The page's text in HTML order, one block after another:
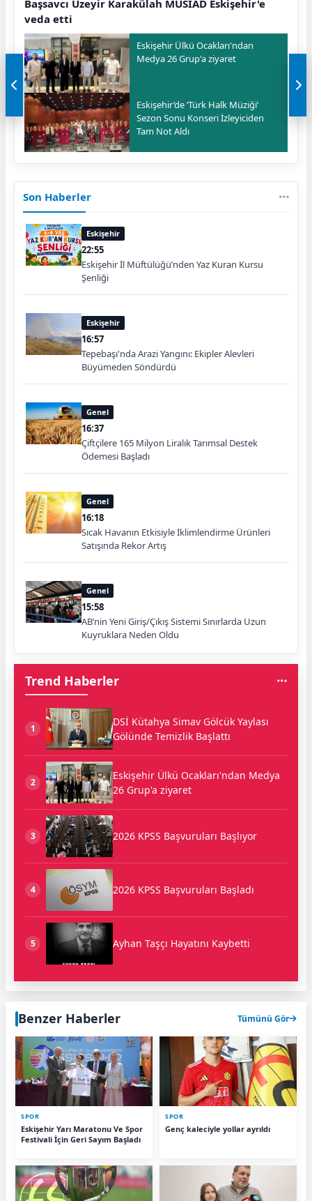
Başsavcı Üzeyir Karakülah MÜSİAD Eskişehir'e
veda etti
Eskişehir Ülkü Ocakları'ndan
Medya 26 Grup'a ziyaret
Eskişehir’de ‘Türk Halk Müziği’
Sezon Sonu Konseri İzleyiciden
Tam Not Aldı
Son Haberler
Eskişehir
22:55
Eskişehir İl Müftülüğü’nden Yaz Kuran Kursu
Şenliği
Eskişehir
16:57
Tepebaşı'nda Arazi Yangını: Ekipler Alevleri
Büyümeden Söndürdü
Genel
16:37
Çiftçilere 165 Milyon Liralık Tarımsal Destek
Ödemesi Başladı
Genel
16:18
Sıcak Havanın Etkisiyle İklimlendirme Ürünleri
Satışında Rekor Artış
Genel
15:58
AB’nin Yeni Giriş/Çıkış Sistemi Sınırlarda Uzun
Kuyruklara Neden Oldu
Trend Haberler
1
DSİ Kütahya Simav Gölcük Yaylası
Gölünde Temizlik Başlattı
2
Eskişehir Ülkü Ocakları'ndan Medya
26 Grup'a ziyaret
3 2026 KPSS Başvuruları Başlıyor
4 2026 KPSS Başvuruları Başladı
5 Ayhan Taşçı Hayatını Kaybetti
Benzer Haberler Tümünü Gör
SPOR
Eskişehir Yarı Maratonu Ve Spor
Festivali İçin Geri Sayım Başladı
SPOR
Genç kaleciyle yollar ayrıldı